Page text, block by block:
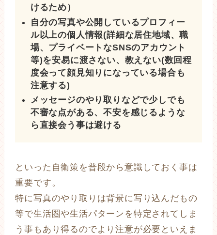
けるため）
自分の写真や公開しているプロフィー
ル以上の個人情報(詳細な居住地域、職
場、プライベートなSNSのアカウント
等)を安易に渡さない、教えない(数回程
度会って顔見知りになっている場合も
注意する)
メッセージのやり取りなどで少しでも
不審な点がある、不安を感じるような
ら直接会う事は避ける
といった自衛策を普段から意識しておく事は
重要です。
特に写真のやり取りは背景に写り込んだもの
等で生活圏や生活パターンを特定されてしま
う事もあり得るのでより注意が必要といえま